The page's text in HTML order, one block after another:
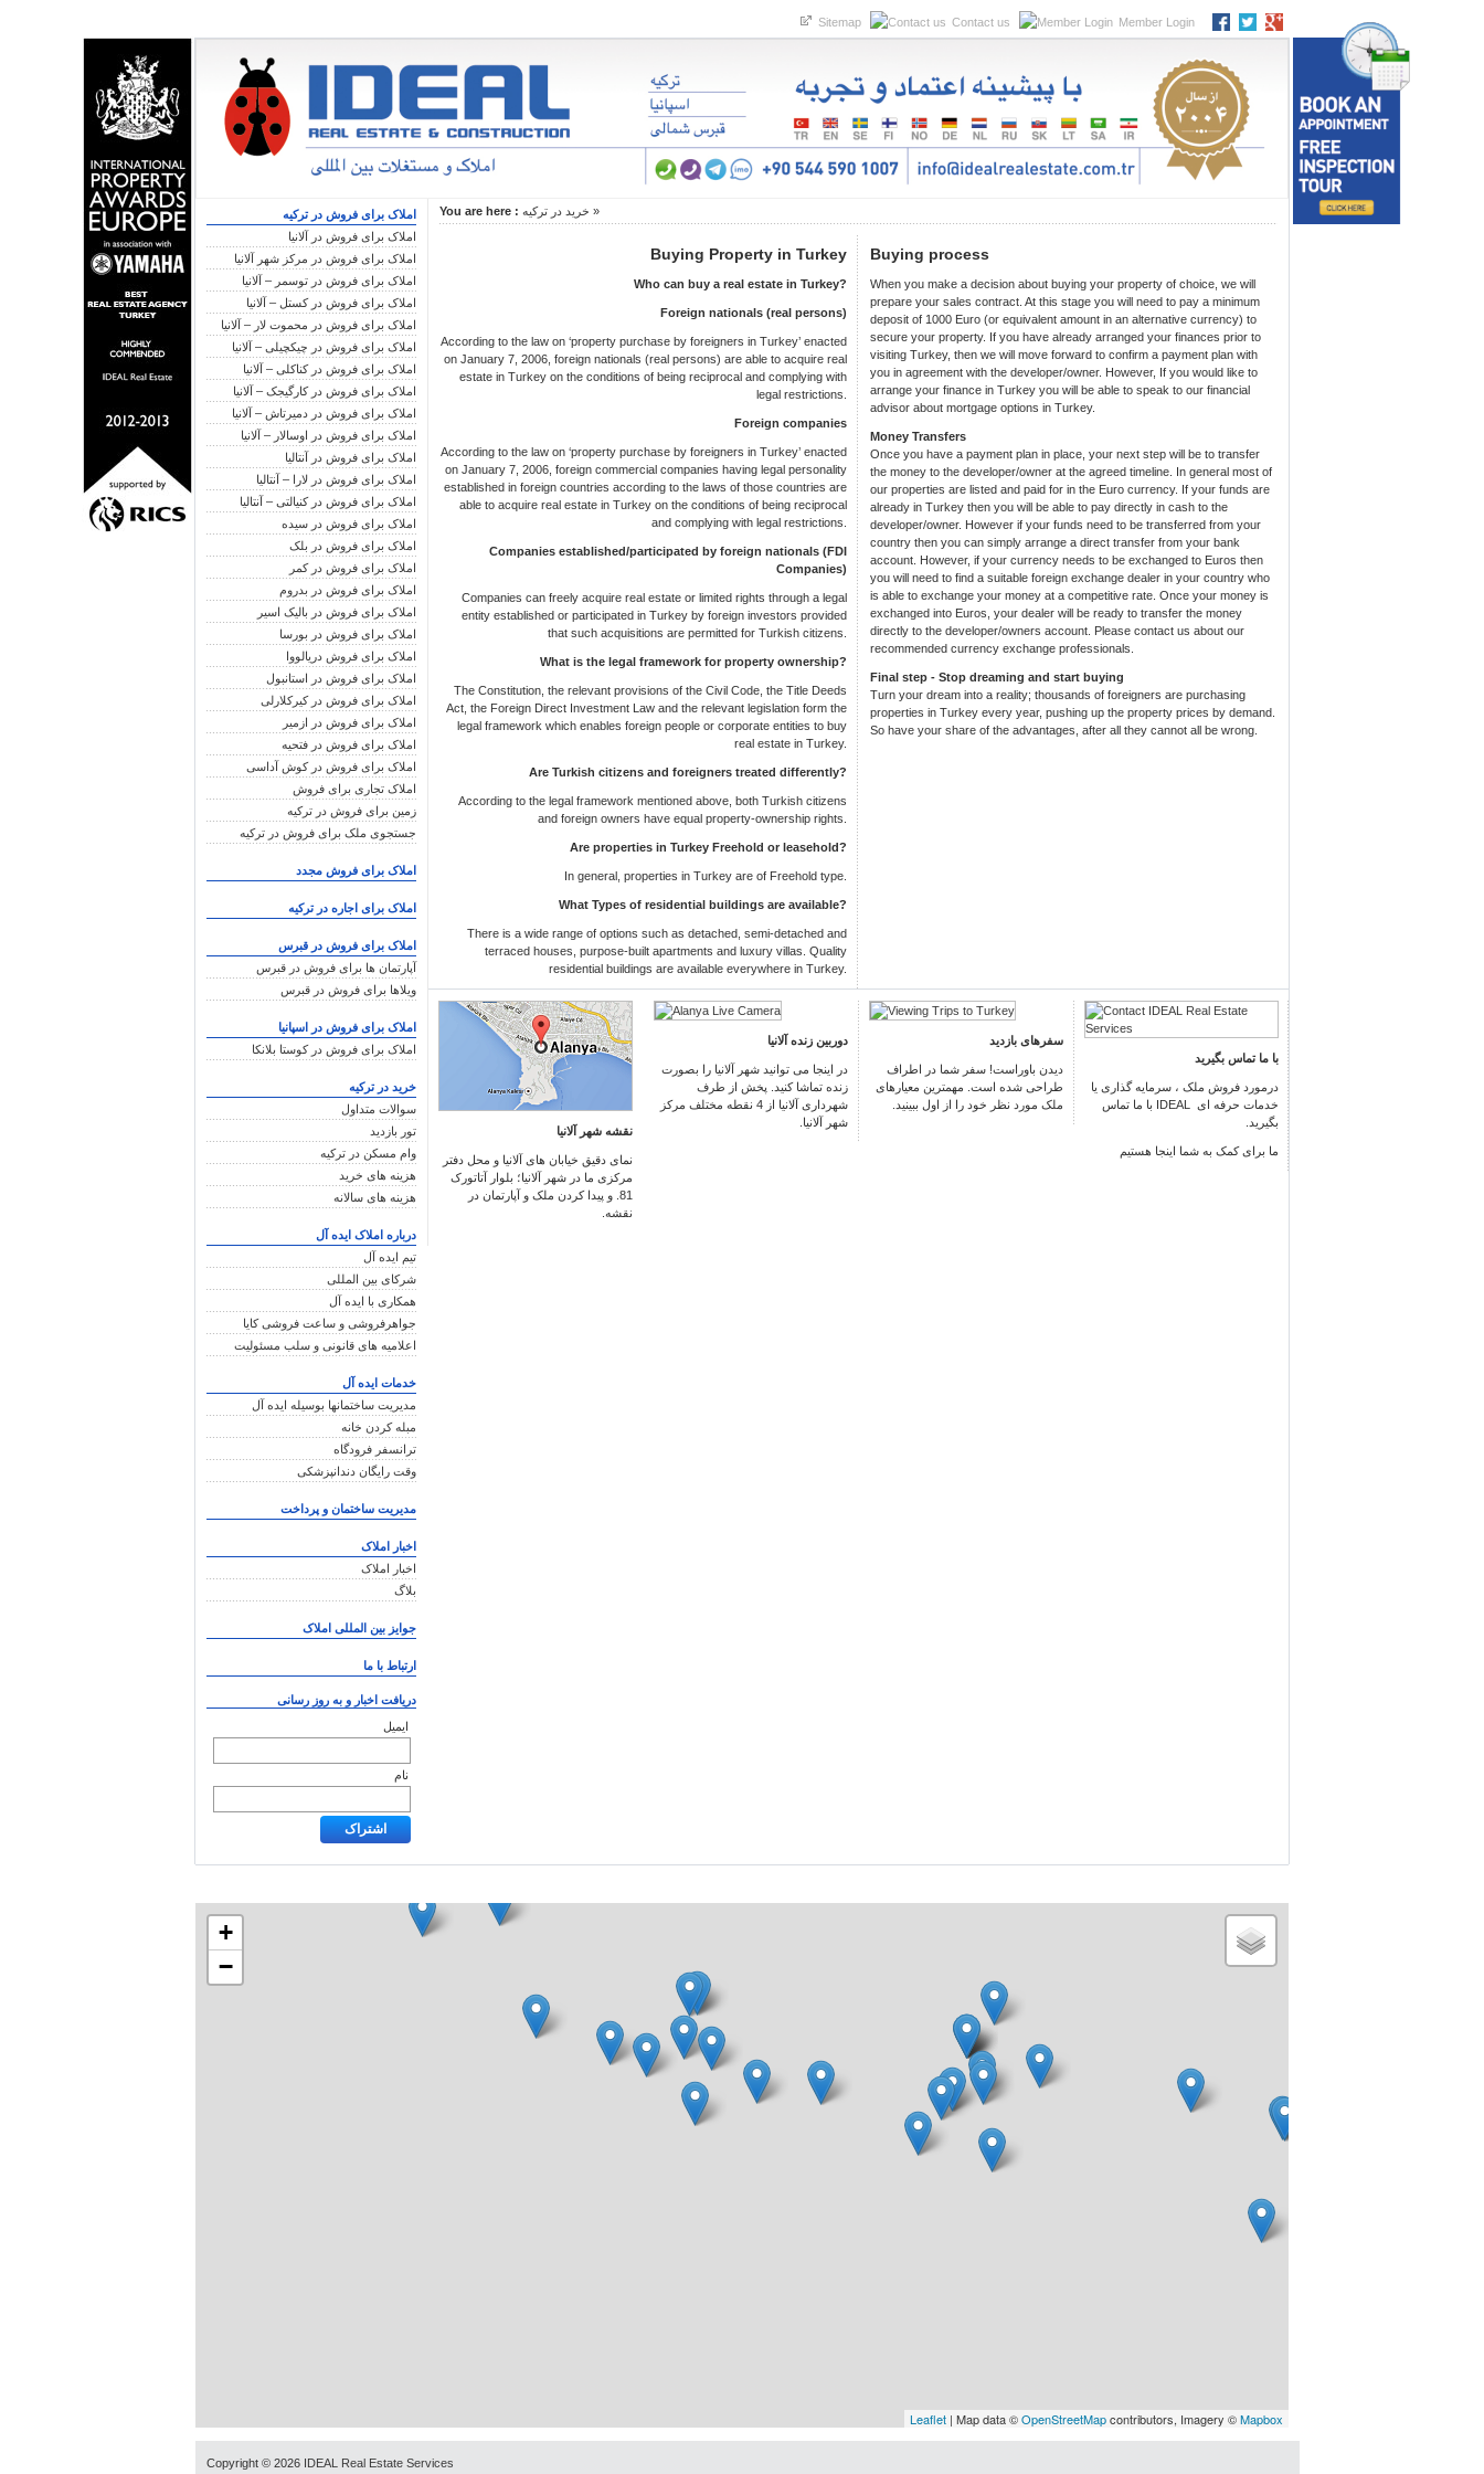
Sitemap Contact us Member Login
املاک برای فروش در ترکیه
املاک برای فروش در آلانیا
املاک برای فروش در مرکز شهر آلانیا
املاک برای فروش در توسمر – آلانیا
املاک برای فروش در کستل – آلانیا
املاک برای فروش در محموت لار – آلانیا
املاک برای فروش در چیکچیلی – آلانیا
املاک برای فروش در کناکلی – آلانیا
املاک برای فروش در کارگیجک – آلانیا
املاک برای فروش در دمیرتاش – آلانیا
املاک برای فروش در اوسالار – آلانیا
املاک برای فروش در آنتالیا
املاک برای فروش در لارا – آنتالیا
املاک برای فروش در کنیالتی – آنتالیا
املاک برای فروش در سیده
املاک برای فروش در بلک
املاک برای فروش در کمر
املاک برای فروش در بدروم
املاک برای فروش در بالیک اسیر
املاک برای فروش در بورسا
املاک برای فروش دریالووا
املاک برای فروش در استانبول
املاک برای فروش در کیرکلارلی
املاک برای فروش در ازمیر
املاک برای فروش در فتحیه
املاک برای فروش در کوش آداسی
املاک تجاری برای فروش
زمین برای فروش در ترکیه
جستجوی ملک برای فروش در ترکیه
املاک برای فروش مجدد
املاک برای اجاره در ترکیه
املاک برای فروش در قبرس
آپارتمان ها برای فروش در قبرس
ویلاها برای فروش در قبرس
املاک برای فروش در اسپانیا
املاک برای فروش در کوستا بلانکا
خرید در ترکیه
سوالات متداول
تور بازدید
وام مسکن در ترکیه
هزینه های خرید
هزینه های سالانه
درباره املاک ایده آل
تیم ایده آل
شرکای بین المللی
همکاری با ایده آل
جواهرفروشی و ساعت فروشی کایا
اعلامیه های قانونی و سلب مسئولیت
خدمات ایده آل
مدیریت ساختمانها بوسیله ایده آل
مبله کردن خانه
ترانسفر فرودگاه
وقت رایگان دندانپزشکی
مدیریت ساختمان و پرداخت
اخبار املاک
اخبار املاک
بلاگ
جوایز بین المللی املاک
ارتباط با ما
دریافت اخبار و به روز رسانی
ایمیل
نام
You are here : خرید در ترکیه »
Buying Property in Turkey
Who can buy a real estate in Turkey?
Foreign nationals (real persons)
According to the law on ‘property purchase by foreigners in Turkey’ enacted
on January 7, 2006, foreign nationals (real persons) are able to acquire real
estate in Turkey on the conditions of being reciprocal and complying with
legal restrictions.
Foreign companies
According to the law on ‘property purchase by foreigners in Turkey’ enacted
on January 7, 2006, foreign commercial companies having legal personality
established in foreign countries according to the laws of those countries are
able to acquire real estate in Turkey on the conditions of being reciprocal
and complying with legal restrictions.
Companies established/participated by foreign nationals (FDI
Companies)
Companies can freely acquire real estate or limited rights through a legal
entity established or participated in Turkey by foreign investors provided
that such acquisitions are permitted for Turkish citizens.
What is the legal framework for property ownership?
The Constitution, the relevant provisions of the Civil Code, the Title Deeds
Act, the Foreign Direct Investment Law and the relevant legislation form the
legal framework which enables foreign people or corporate entities to buy
real estate in Turkey.
Are Turkish citizens and foreigners treated differently?
According to the legal framework mentioned above, both Turkish citizens
and foreign owners have equal property-ownership rights.
Are properties in Turkey Freehold or leasehold?
In general, properties in Turkey are of Freehold type.
What Types of residential buildings are available?
There is a wide range of options such as detached, semi-detached and
terraced houses, purpose-built apartments and luxury villas. Quality
residential buildings are available everywhere in Turkey.
Buying process
When you make a decision about buying your property of choice, we will
prepare your sales contract. At this stage you will need to pay a minimum
deposit of 1000 Euro (or equivalent amount in an alternative currency) to
secure your property. If you have already arranged your finances prior to
visiting Turkey, then we will move forward to confirm a payment plan with
you in agreement with the developer/owner. However, If you would like to
arrange your finance in Turkey you will be able to speak to our financial
advisor about mortgage options in Turkey.
Money Transfers
Once you have a payment plan in place, your next step will be to transfer
the money to the developer/owner at the agreed timeline. In general most of
our properties are listed and paid for in the Euro currency. If your funds are
already in Turkey then you will be able to pay directly in cash to the
developer/owner. However if your funds need to be transferred from your
country then you can simply arrange a direct transfer from your bank
account. However, if your currency needs to be exchanged to Euros then
you will need to find a suitable foreign exchange dealer in your country who
is able to exchange your money at a competitive rate. Once your money is
exchanged into Euros, your dealer will be ready to transfer the money
directly to the developer/owners account. Please contact us about our
recommended currency exchange professionals.
Final step - Stop dreaming and start buying
Turn your dream into a reality; thousands of foreigners are purchasing
properties in Turkey every year, pushing up the property prices by demand.
So have your share of the advantages, after all they cannot all be wrong.
با ما تماس بگیرید
درمورد فروش ملک ، سرمایه گذاری یا
خدمات حرفه ای
IDEAL با ما تماس
بگیرید.
ما برای کمک به شما اینجا هستیم
سفرهای باز دید
دیدن باوراست! سفر شما در اطراف
طراحی شده است. مهمترین معیارهای
ملک مورد نظر خود را از اول ببینید.
دوربین زنده آلانیا
در اینجا می توانید شهر آلانیا را بصورت
زنده تماشا کنید. پخش از طرف
شهرداری آلانیا از 4 نقطه مختلف مرکز
شهر آلانیا.
نقشه شهر آلانیا
نمای دقیق خیابان های آلانیا و محل دفتر
مرکزی ما در شهر آلانیا؛ بلوار آتاتورک
81. و پیدا کردن ملک و آپارتمان در
نقشه.
+
−
Leaflet | Map data ©OpenStreetMapcontributors, Imagery ©Mapbox
Copyright © 2026 IDEAL Real Estate Services